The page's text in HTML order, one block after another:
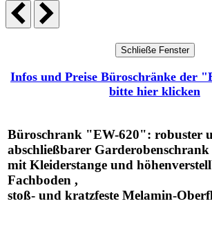
Infos und Preise Büroschränke der
bitte hier klicken
Büroschrank "EW-620": robuster
abschließbarer
mit Kleiderstange und
Fachboden ,
stoß- und kratzfeste Melamin-